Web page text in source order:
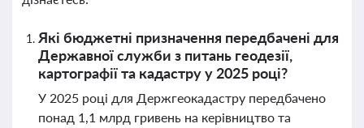
Які бюджетні призначення передбачені для
Державної служби з питань геодезії,
картографії та кадастру у 2025 році?
У 2025 році для Держгеокадастру передбачено
понад 1,1 млрд гривень на керівництво та